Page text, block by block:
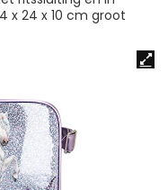
x 24 x 10 cm groot